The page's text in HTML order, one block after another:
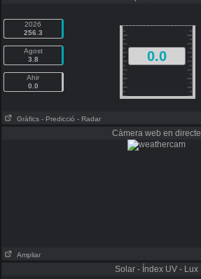
2026
256.3
Agost
3.8
Ahir
0.0
0.0
Gràfics - Predicció - Radar
Càmera web en directe
Ampliar
Solar - Índex UV - Lux